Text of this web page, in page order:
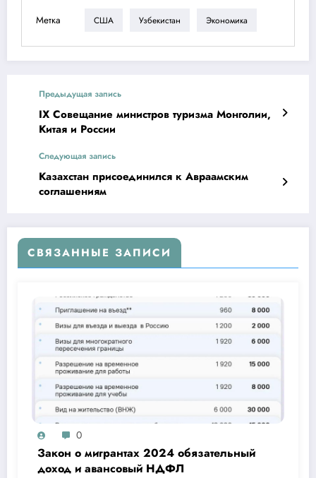
Метка США Узбекистан Экономика
Предыдущая запись
IX Совещание министров туризма Монголии,
Китая и России
Следующая запись
Казахстан присоединился к Авраамским
соглашениям
СВЯЗАННЫЕ ЗАПИСИ
0
Закон о мигрантах 2024 обязательный
доход и авансовый НДФЛ